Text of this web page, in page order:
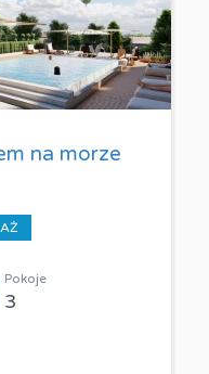
na morze
Pokoje
3